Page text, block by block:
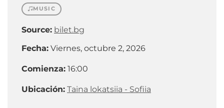
MUSIC
Source: bilet.bg
Fecha: Viernes, octubre 2, 2026
Comienza: 16:00
Ubicación: Taina lokatsiia - Sofiia